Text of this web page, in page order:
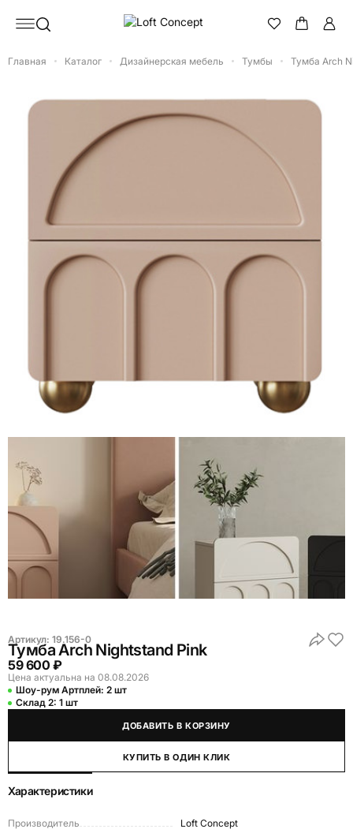
Главная Каталог Дизайнерская мебель Тумбы Тумба Arch
Артикул: 19.156-0
Тумба Arch Nightstand Pink
59 600 ₽
Цена актуальна на 08.08.2026
Шоу-рум Артплей: 2 шт
Склад 2: 1 шт
ДОБАВИТЬ В КОРЗИНУ
КУПИТЬ В ОДИН КЛИК
Характеристики
Производитель
Loft Concept